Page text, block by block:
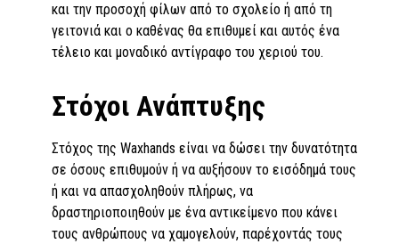
και την προσοχή φίλων από το σχολείο ή από τη
γειτονιά και ο καθένας θα επιθυμεί και αυτός ένα
τέλειο και μοναδικό αντίγραφο του χεριού του.
Στόχοι Ανάπτυξης
Στόχος της Waxhands είναι να δώσει την δυνατότητα
σε όσους επιθυμούν ή να αυξήσουν το εισόδημά τους
ή και να απασχοληθούν πλήρως, να
δραστηριοποιηθούν με ένα αντικείμενο που κάνει
τους ανθρώπους να χαμογελούν, παρέχοντάς τους